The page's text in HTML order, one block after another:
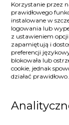
Korzystanie przez
prawidłowego
instalowane w
logowania lub
z ustawieniem
zapamiętują i
preferencji
blokowała lub
cookie, jednak
działać prawidłowo.